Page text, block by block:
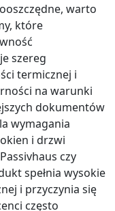
warto
które
szereg
termicznej i
na warunki
dokumentów
wymagania
i drzwi
czy
spełnia wysokie
i przyczynia się
często